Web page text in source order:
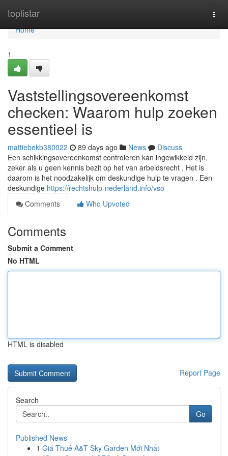
toplistar
Home
Home
1
Vaststellingsovereenkomst
checken: Waarom hulp zoeken
essentieel is
mattiebekb380022 89 days ago News
Discuss
Een schikkingsovereenkomst controleren kan ingewikkeld zijn,
zeker als u geen kennis bezit op het van arbeidsrecht . Het is
daarom is het noodzakelijk om deskundige hulp te vragen . Een
deskundige https://rechtshulp-nederland.info/vso
Comments
Who Upvoted
Comments
Submit a Comment
No HTML
HTML is disabled
Report Page
Search
Go
Published News
1 Giá Thuê A&T Sky Garden Mới Nhất